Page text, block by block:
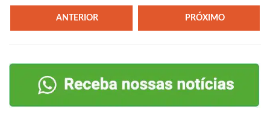
ANTERIOR PRÓXIMO